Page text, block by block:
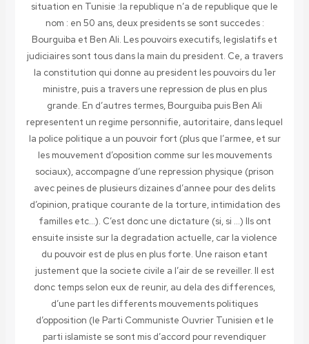
situation en Tunisie :la republique n’a de republique que le
nom : en 50 ans, deux presidents se sont succedes :
Bourguiba et Ben Ali. Les pouvoirs executifs, legislatifs et
judiciaires sont tous dans la main du president. Ce, a travers
la constitution qui donne au president les pouvoirs du 1er
ministre, puis a travers une repression de plus en plus
grande. En d’autres termes, Bourguiba puis Ben Ali
representent un regime personnifie, autoritaire, dans lequel
la police politique a un pouvoir fort (plus que l’armee, et sur
les mouvement d’oposition comme sur les mouvements
sociaux), accompagne d’une repression physique (prison
avec peines de plusieurs dizaines d’annee pour des delits
d’opinion, pratique courante de la torture, intimidation des
familles etc…). C’est donc une dictature (si, si …) Ils ont
ensuite insiste sur la degradation actuelle, car la violence
du pouvoir est de plus en plus forte. Une raison etant
justement que la societe civile a l’air de se reveiller. Il est
donc temps selon eux de reunir, au dela des differences,
d’une part les differents mouvements politiques
d’opposition (le Parti Communiste Ouvrier Tunisien et le
parti islamiste se sont mis d’accord pour revendiquer